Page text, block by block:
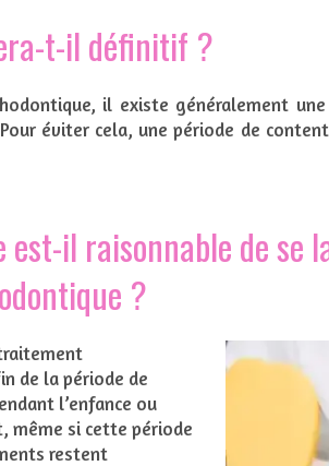
t-il définitif ?
il existe généralement
éviter cela, une période de
est-il raisonnable de se
?
de la période de
l’enfance ou
même si cette période
restent